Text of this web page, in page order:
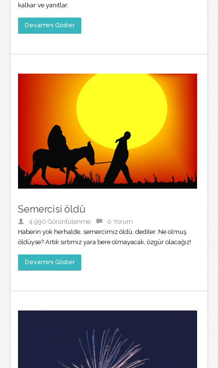
kalkar ve yanıtlar.
Devamını Göster
Semercisi öldü
4.990 Görüntülenme
0 Yorum
Haberin yok herhalde, semercimiz öldü, dediler. Ne olmuş
öldüyse? Artık sırtımız yara bere olmayacak, özgür olacağız!
Devamını Göster